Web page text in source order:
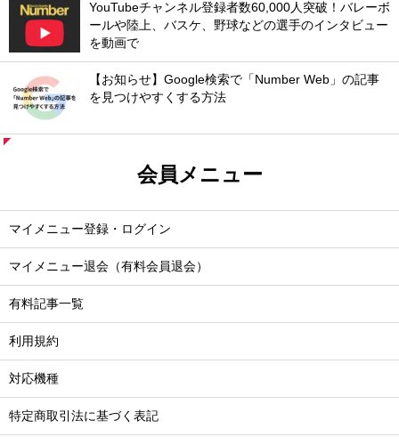
YouTubeチャンネル登録者数60,000人突破！バレーボ
ールや陸上、バスケ、野球などの選手のインタビュー
を動画で
【お知らせ】Google検索で「Number Web」の記事
を見つけやすくする方法
会員メニュー
マイメニュー登録・ログイン
マイメニュー退会（有料会員退会）
有料記事一覧
利用規約
対応機種
特定商取引法に基づく表記